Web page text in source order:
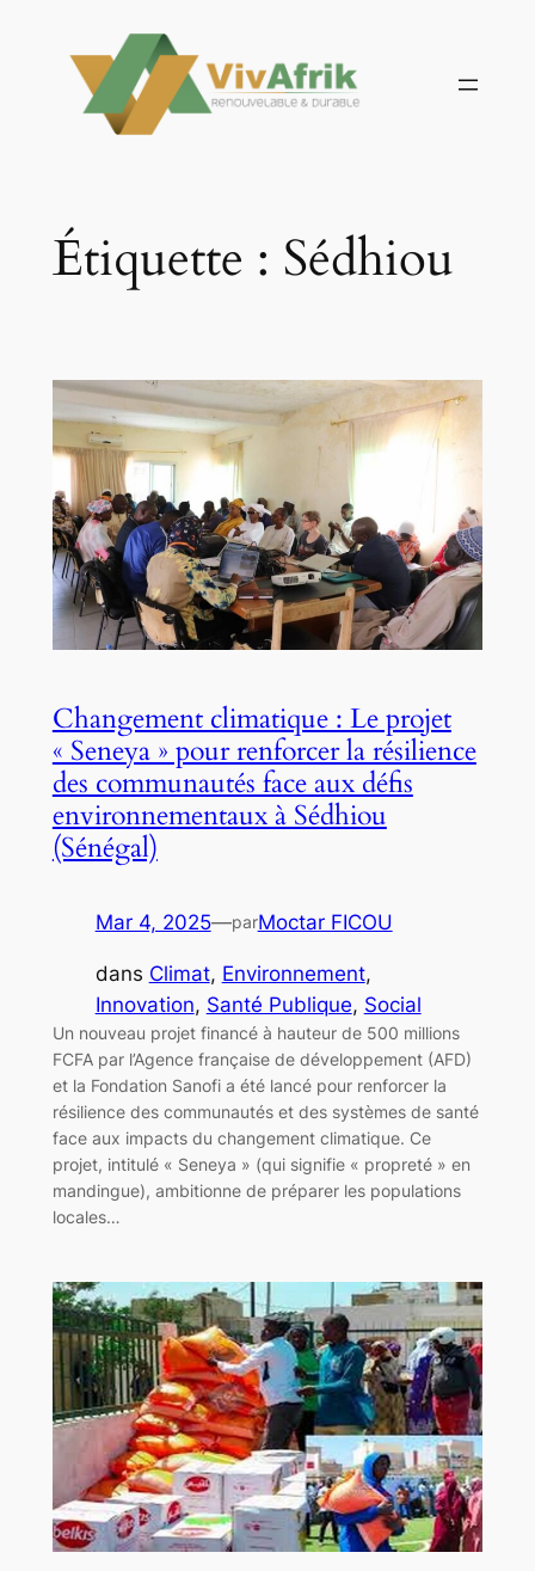
contenu
Étiquette : Sédhiou
Changement climatique : Le projet
« Seneya » pour renforcer la résilience
des communautés face aux défis
environnementaux à Sédhiou
(Sénégal)
Mar 4, 2025—parMoctar FICOU
dans Climat, Environnement
Innovation, Santé Publique, Social
Un nouveau projet financé à hauteur de 500 millions
FCFA par l’Agence française de développement (AFD)
et la Fondation Sanofi a été lancé pour renforcer la
résilience des communautés et des systèmes de santé
face aux impacts du changement climatique. Ce
projet, intitulé « Seneya » (qui signifie « propreté » en
mandingue), ambitionne de préparer les populations
locales…